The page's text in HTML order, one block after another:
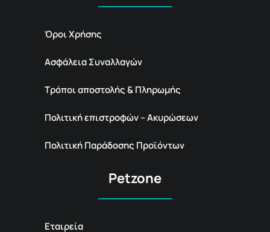
Όροι Χρήσης
Ασφάλεια Συναλλαγών
Τρόποι αποστολής & Πληρωμής
Πολιτική επιστροφών – Ακυρώσεων
Πολιτική Παράδοσης Προϊόντων
Petzone
Εταιρεία